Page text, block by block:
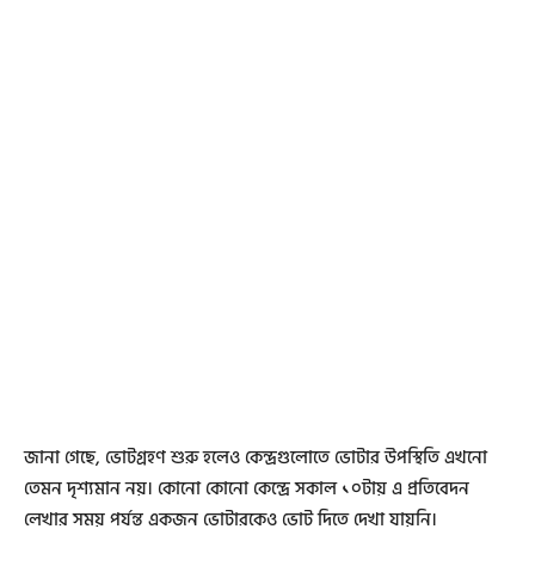
জানা গেছে, ভোটগ্রহণ শুরু হলেও কেন্দ্রগুলোতে ভোটার উপস্থিতি এখনো
তেমন দৃশ্যমান নয়। কোনো কোনো কেন্দ্রে সকাল ১০টায় এ প্রতিবেদন
লেখার সময় পর্যন্ত একজন ভোটারকেও ভোট দিতে দেখা যায়নি।